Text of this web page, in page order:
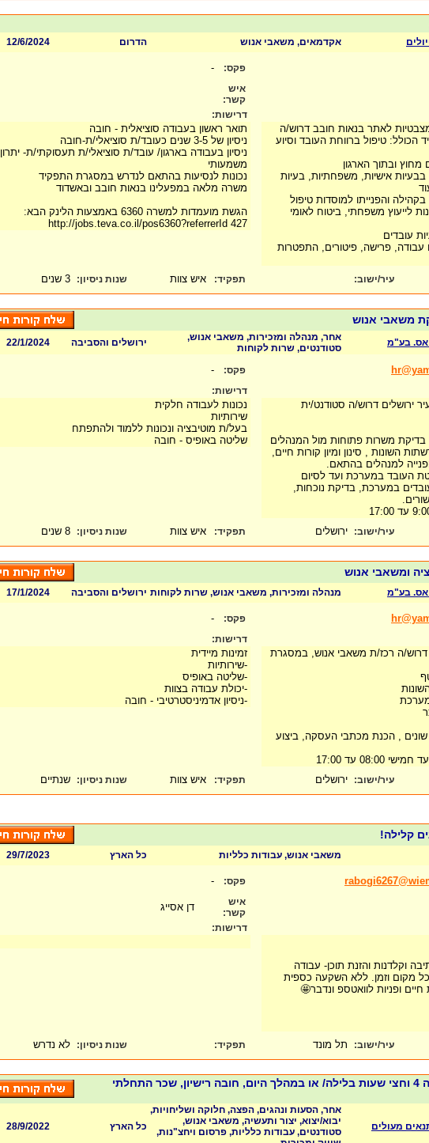
אקדמאים, משאבי אנוש הדרום
12/6/2024
פקס: -
איש
קשר:
לאתר בנאות חובב דרוש/ה
הכולל: טיפול ברווחת העובד וסיוע
מחוץ ובתוך הארגון
אישיות, משפחתיות, בעיות
בקהילה והפנייתו למוסדות טיפול
לייעוץ משפחתי, ביטוח לאומי
עובדים
עבודה, פרישה, פיטורים, התפטרות
דרישות:
תואר ראשון בעבודה סוציאלית - חובה
ניסיון של 3-5 שנים כעובד/ת סוציאלי/ת-חובה
ניסיון בעבודה בארגון/ עובד/ת סוציאלי/ת תעסוקתי/ת- יתרון
משמעותי
נכונות לנסיעות בהתאם לנדרש במסגרת התפקיד
משרה מלאה במפעלינו בנאות חובב ובאשדוד
הגשת מועמדות למשרה 6360 באמצעות הלינק הבא:
http://jobs.teva.co.il/pos6360?referrerId 427
עיר/ישוב: תפקיד: איש צוות שנות ניסיון: 3 שנים
משאבי אנוש
אס. בע"מ
אחר, מנהלה ומזכירות, משאבי אנוש,
סטודנטים, שרות לקוחות
ירושלים והסביבה
22/1/2024
פקס: -
ירושלים דרוש/ה סטודנט/ית
בדיקת משרות פתוחות מול המנהלים
השונות , סינון ומיון קורות חיים,
למנהלים בהתאם.
העובד במערכת ועד לסיום
במערכת, בדיקת נוכחות,
דרישות:
נכונות לעבודה חלקית
שירותיות
בעל/ת מוטיבציה ונכונות ללמוד ולהתפתח
שליטה באופיס - חובה
עיר/ישוב: ירושלים תפקיד: איש צוות שנות ניסיון: 8 שנים
ומשאבי אנוש
אס. בע"מ מנהלה ומזכירות, משאבי אנוש, שרות לקוחות ירושלים והסביבה
17/1/2024
פקס: -
דרוש/ה רכז/ת משאבי אנוש, במסגרת
, הכנת מכתבי העסקה, ביצוע
עד 17:00
דרישות:
זמינות מיידית
-שירותיות
-שליטה באופיס
-יכולת עבודה בצוות
-ניסיון אדמיניסטרטיבי - חובה
עיר/ישוב: ירושלים תפקיד: איש צוות שנות ניסיון: שנתיים
קלילה!
משאבי אנוש, עבודות כלליות כל הארץ
29/7/2023
פקס: -
איש
קשר:
דן אסייג
וקלדנות והזנת תוכן- עבודה
מקום וזמן. ללא השקעה כספית
ופניות לוואטספ ונדבר🤩
דרישות:
עיר/ישוב: תל מונד תפקיד: שנות ניסיון: לא נדרש
דרושים נהגי חלוקה 4 וחצי שעות בלילה/ או במהלך היום, חובה רישיון, שכר התחלתי
מעולים
אחר, הסעות ונהגים, הפצה, חלוקה ושליחויות,
יבוא/יצוא, יצור ותעשיה, משאבי אנוש,
סטודנטים, עבודות כלליות, פרסום ויחצ"נות,
כל הארץ 28/9/2022